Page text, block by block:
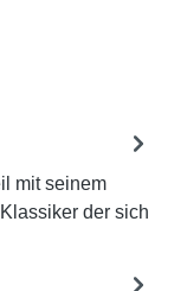
mit seinem
der sich